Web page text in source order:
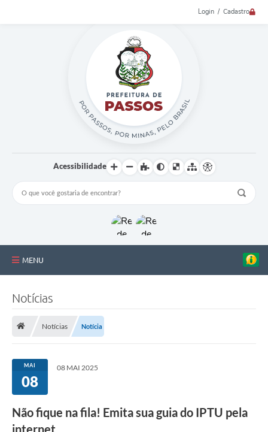
Login / Cadastro
Acessibilidade
MENU
Estrutura Administrativa
Galeria de Fotos
Notícias
Notícias Notícia
MAI
08
08 MAI 2025
Não fique na fila! Emita sua guia do IPTU pela
internet